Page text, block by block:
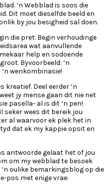
‘n Webblad is soos die
Dit moet dieselfde beeld en
by jou besigheid sal doen.
die pret. Begin verhoudinge
wat aanvullende
help en sodoende
Byvoorbeeld: ‘n
wenkombinasie!
Deel eerder ‘n
jy mense gaan dit nie net
pasella- al is dit ‘n pen!
wees dit bereik jou
al waarvoor ek plek het in
dat ek my kappie opsit en
antwoorde gelaat het of jou
om my webblad te besoek
oulike bemarkingsblog op die
pos met enige vrae: